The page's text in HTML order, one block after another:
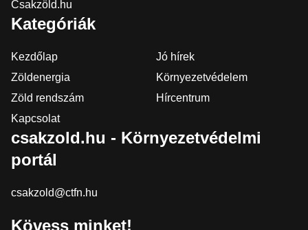
Csakzöld.hu
Kategóriák
Kezdőlap
Jó hírek
Zöldenergia
Környezetvédelem
Zöld rendszám
Hírcentrum
Kapcsolat
csakzold.hu - Környezetvédelmi
portál
csakzold@ctfn.hu
Kövess minket!